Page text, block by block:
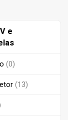
e
(0)
(13)